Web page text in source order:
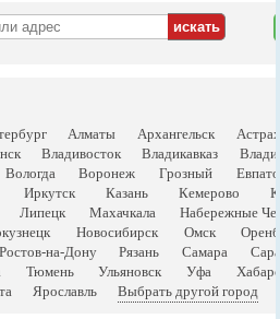
Алматы Архангельск
Владивосток Владикавказ
Вологда Воронеж Грозный
Иркутск Казань Кемерово
Липецк Махачкала
Набережные
Новосибирск Омск
Ростов-на-Дону Рязань Самара
Тюмень Ульяновск Уфа
Ярославль Выбрать другой город